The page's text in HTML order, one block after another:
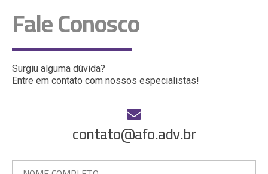
Fale Conosco
Surgiu alguma dúvida?
Entre em contato com nossos especialistas!
contato@afo.adv.br